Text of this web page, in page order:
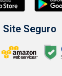
Site Seguro